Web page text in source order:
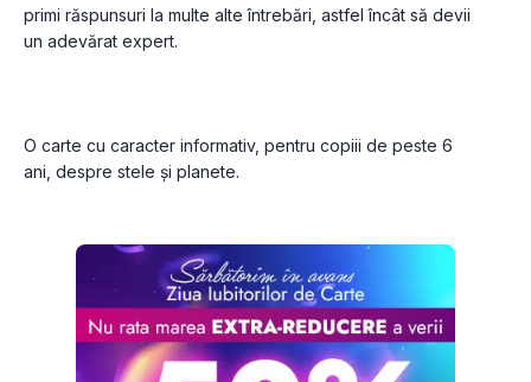
primi răspunsuri la multe alte întrebări, astfel încât să devii
O carte cu caracter informativ, pentru copiii de peste 6
ani, despre stele și planete.